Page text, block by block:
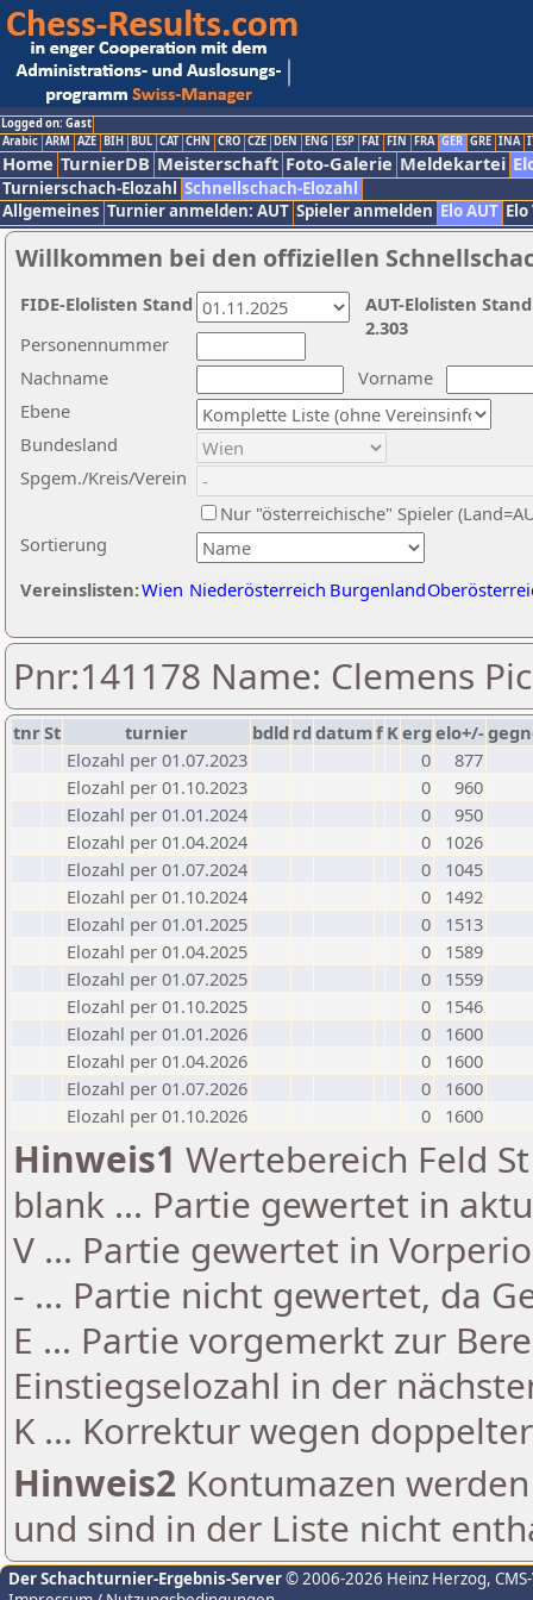
Logged on: Gast
Arabic ARM AZE BIH BUL CAT CHN CRO CZE DEN ENG ESP FAI FIN FRA GER GRE INA
Home TurnierDB Meisterschaft Foto-Galerie Meldekartei
Turnierschach-Elozahl Schnellschach-Elozahl
Allgemeines Turnier anmelden: AUT Spieler anmelden Elo AUT
Willkommen bei den offiziellen
Nachname
Vorname
Ebene
Sortierung
Personennummer
Bundesland
Spgem./Kreis/Verein
Nur "österreichische" Spieler
Vereinslisten:Wien Niederösterreich Burgenland
AUT-Elolisten
2.303
FIDE-Elolisten Stand
Pnr:141178 Name: Clemens
tnrSt turnier bdld rd datumf Kerg elo+/-
Elozahl per 01.07.2023
0
877
Elozahl per 01.10.2023
0
960
Elozahl per 01.01.2024
0
950
Elozahl per 01.04.2024
0
1026
Elozahl per 01.07.2024
0
1045
Elozahl per 01.10.2024
0
1492
Elozahl per 01.01.2025
0
1513
Elozahl per 01.04.2025
0
1589
Elozahl per 01.07.2025
0
1559
Elozahl per 01.10.2025
0
1546
Elozahl per 01.01.2026
0
1600
Elozahl per 01.04.2026
0
1600
Elozahl per 01.07.2026
0
1600
Elozahl per 01.10.2026
0 1600
Hinweis1 Wertebereich Feld
blank ... Partie gewertet in
V ... Partie gewertet in
- ... Partie nicht gewertet, da
E ... Partie vorgemerkt zur
Einstiegselozahl in der
K ... Korrektur wegen
Hinweis2 Kontumazen
und sind in der Liste nicht
Der Schachturnier-Ergebnis-Server© 2006-2026 Heinz Herzog,